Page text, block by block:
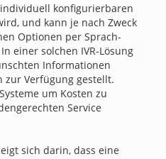
konfigurierbaren
und kann je nach Zweck
Optionen per Sprach-
einer solchen IVR-Lösung
Informationen
zur Verfügung gestellt.
um Kosten zu
Service
sich darin, dass eine